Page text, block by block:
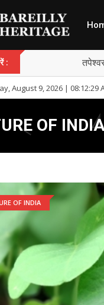
:
August 9, 2026 | 08:12:30
OF
OF INDIA